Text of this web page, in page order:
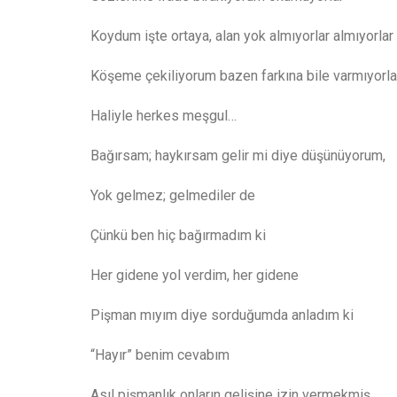
Koydum işte ortaya, alan yok almıyorlar almıyorlar
Köşeme çekiliyorum bazen farkına bile
Haliyle herkes meşgul…
Bağırsam; haykırsam gelir mi diye düşünüyorum,
Yok gelmez; gelmediler de
Çünkü ben hiç bağırmadım ki
Her gidene yol verdim, her gidene
Pişman mıyım diye sorduğumda anladım ki
“Hayır” benim cevabım